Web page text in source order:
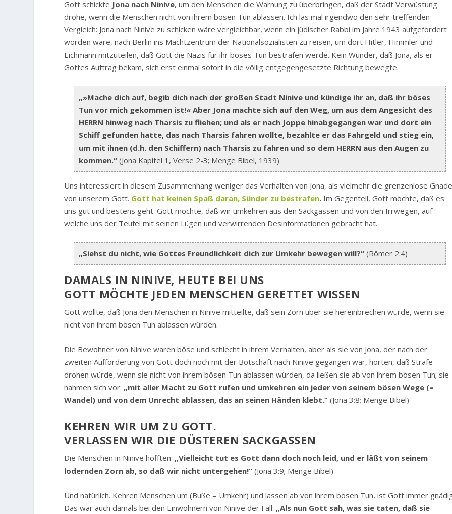
Gott schickte Jona nach Ninive, um den Menschen die Warnung zu überbringen, daß der Stadt Verwüstung
drohe, wenn die Menschen nicht von ihrem bösen Tun ablassen. Ich las mal irgendwo den sehr treffenden
Vergleich: Jona nach Ninive zu schicken wäre vergleichbar, wenn ein jüdischer Rabbi im Jahre 1943 aufgefordert
worden wäre, nach Berlin ins Machtzentrum der Nationalsozialisten zu reisen, um dort Hitler, Himmler und
Eichmann mitzuteilen, daß Gott die Nazis für ihr böses Tun bestrafen werde. Kein Wunder, daß Jona, als er
Gottes Auftrag bekam, sich erst einmal sofort in die völlig entgegengesetzte Richtung bewegte.
„»Mache dich auf, begib dich nach der großen Stadt Ninive und kündige ihr an, daß ihr böses
Tun vor mich gekommen ist!« Aber Jona machte sich auf den Weg, um aus dem Angesicht des
HERRN hinweg nach Tharsis zu fliehen; und als er nach Joppe hinabgegangen war und dort ein
Schiff gefunden hatte, das nach Tharsis fahren wollte, bezahlte er das Fahrgeld und stieg ein,
um mit ihnen (d.h. den Schiffern) nach Tharsis zu fahren und so dem HERRN aus den Augen zu
kommen.“ (Jona Kapitel 1, Verse 2-3; Menge Bibel, 1939)
Uns interessiert in diesem Zusammenhang weniger das Verhalten von Jona, als vielmehr die grenzenlose
von unserem Gott. Gott hat keinen Spaß daran, Sünder zu bestrafen. Im Gegenteil, Gott möchte, daß es
uns gut und bestens geht. Gott möchte, daß wir umkehren aus den Sackgassen und von den Irrwegen, auf
welche uns der Teufel mit seinen Lügen und verwirrenden Desinformationen gebracht hat.
„Siehst du nicht, wie Gottes Freundlichkeit dich zur Umkehr bewegen will?“ (Römer 2:4)
DAMALS IN NINIVE, HEUTE BEI UNS
GOTT MÖCHTE JEDEN MENSCHEN GERETTET WISSEN
Gott wollte, daß Jona den Menschen in Ninive mitteilte, daß sein Zorn über sie hereinbrechen würde, wenn sie
nicht von ihrem bösen Tun ablassen würden.
Die Bewohner von Ninive waren böse und schlecht in ihrem Verhalten, aber als sie von Jona, der nach der
zweiten Aufforderung von Gott doch noch mit der Botschaft nach Ninive gegangen war, hörten, daß Strafe
drohen würde, wenn sie nicht von ihrem bösen Tun ablassen würden, da ließen sie ab von ihrem bösen Tun; sie
nahmen sich vor: „mit aller Macht zu Gott rufen und umkehren ein jeder von seinem bösen Wege (=
Wandel) und von dem Unrecht ablassen, das an seinen Händen klebt.“ (Jona 3:8; Menge Bibel)
KEHREN WIR UM ZU GOTT.
VERLASSEN WIR DIE DÜSTEREN SACKGASSEN
Die Menschen in Ninive hofften: „Vielleicht tut es Gott dann doch noch leid, und er läßt von seinem
lodernden Zorn ab, so daß wir nicht untergehen!“ (Jona 3:9; Menge Bibel)
Und natürlich. Kehren Menschen um (Buße = Umkehr) und lassen ab von ihrem bösen Tun, ist Gott immer
Das war auch damals bei den Einwohnern von Ninive der Fall: „Als nun Gott sah, was sie taten, daß sie